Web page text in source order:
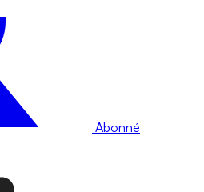
Abonné